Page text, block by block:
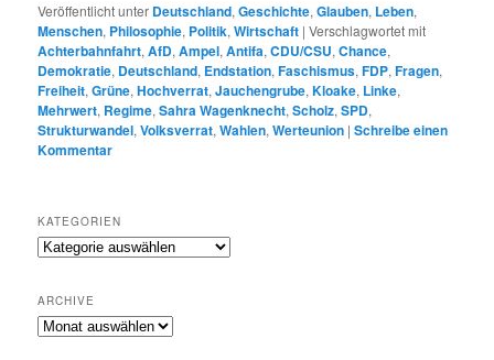
Veröffentlicht unter Deutschland,Geschichte,Glauben, Leben,
Menschen, Philosophie, Politik,Wirtschaft |Verschlagwortet mit
Achterbahnfahrt,AfD,Ampel,Antifa,CDU/CSU,Chance,
Demokratie, Deutschland, Endstation,Faschismus,FDP,Fragen,
Freiheit,Grüne,Hochverrat,Jauchengrube,Kloake, Linke,
Mehrwert, Regime,Sahra Wagenknecht,Scholz,SPD,
Strukturwandel,Volksverrat,Wahlen,Werteunion |Schreibe einen
Kommentar
KATEGORIEN
K
e
g
ARCHIVE
A